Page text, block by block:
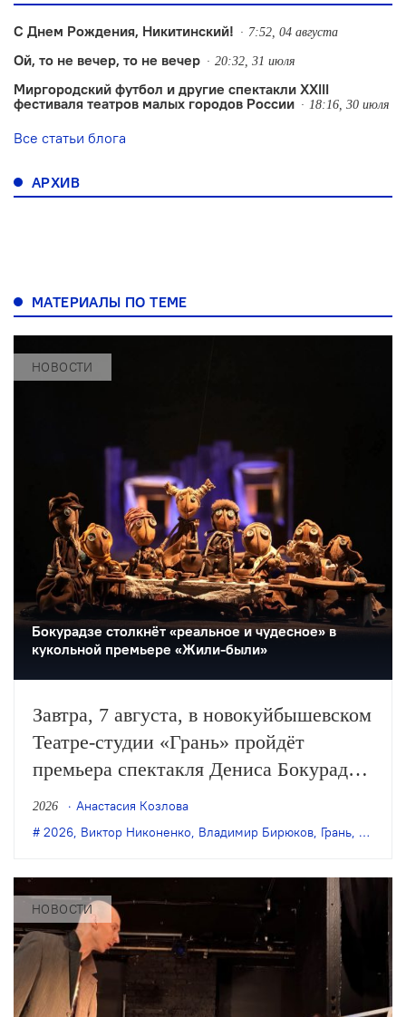
С Днем Рождения, Никитинский! 7:52, 04 августа
Ой, то не вечер, то не вечер 20:32, 31 июля
Миргородский футбол и другие спектакли XXIII
фестиваля театров малых городов России
18:16, 30 июля
Все статьи блога
АРХИВ
МАТЕРИАЛЫ ПО ТЕМЕ
НОВОСТИ
Бокурадзе столкнëт «реальное и чудесное» в
кукольной премьере «Жили-были»
Завтра, 7 августа, в новокуйбышевском
Театре-студии «Грань» пройдёт
премьера спектакля Дениса Бокурадзе
«Жили-были» по пьесе Владимира
Бирюкова.
2026
Анастасия Козлова
2026 Виктор Никоненко Владимир Бирюков Грань Денис
НОВОСТИ